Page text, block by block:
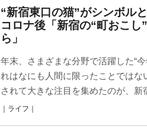
“新宿東口の猫”がシンボル
コロナ後「新宿の“町おこし
ら」
年末、さまざまな分野で活躍した“
れはなにも人間に限ったことでは
されて大きな注目を集めたのが、
｜ライフ｜